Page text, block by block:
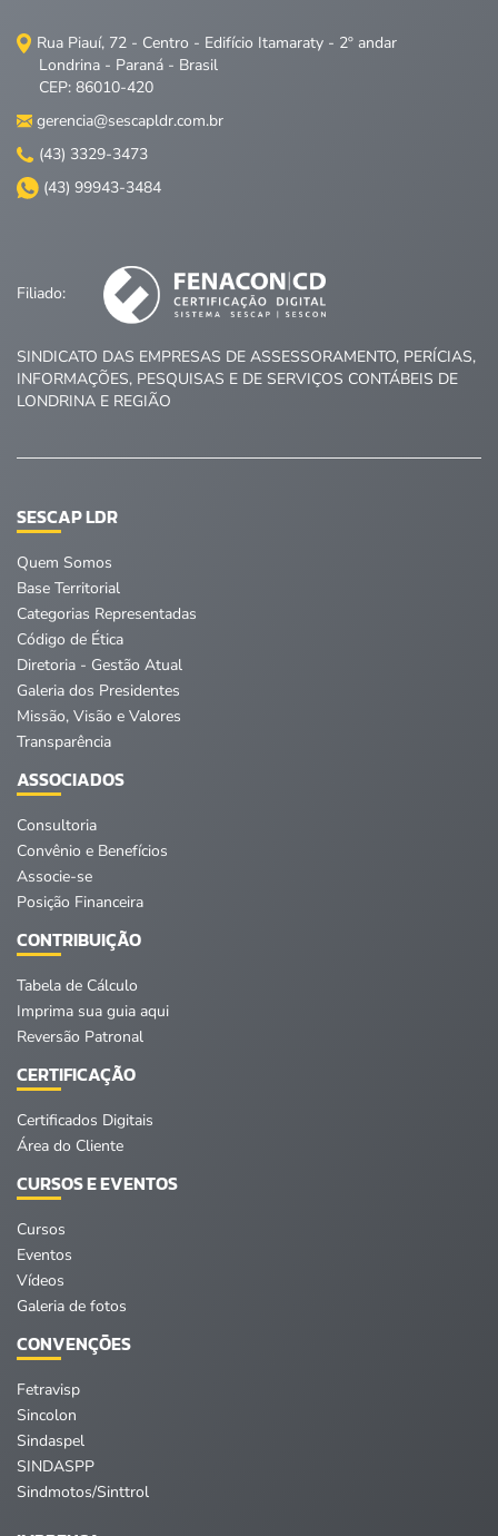
Rua Piauí, 72 - Centro - Edifício Itamaraty - 2º andar
Londrina - Paraná - Brasil
CEP: 86010-420
gerencia@sescapldr.com.br
(43) 3329-3473
(43) 99943-3484
Filiado:
SINDICATO DAS EMPRESAS DE ASSESSORAMENTO, PERÍCIAS,
INFORMAÇÕES, PESQUISAS E DE SERVIÇOS CONTÁBEIS DE
LONDRINA E REGIÃO
SESCAP LDR
Quem Somos
Base Territorial
Categorias Representadas
Código de Ética
Diretoria - Gestão Atual
Galeria dos Presidentes
Missão, Visão e Valores
Transparência
ASSOCIADOS
Consultoria
Convênio e Benefícios
Associe-se
Posição Financeira
CONTRIBUIÇÃO
Tabela de Cálculo
Imprima sua guia aqui
Reversão Patronal
CERTIFICAÇÃO
Certificados Digitais
Área do Cliente
CURSOS E EVENTOS
Cursos
Eventos
Vídeos
Galeria de fotos
CONVENÇÕES
Fetravisp
Sincolon
Sindaspel
SINDASPP
Sindmotos/Sinttrol